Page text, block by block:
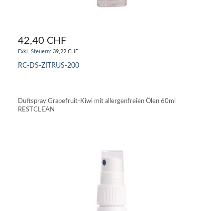
42,40 CHF
39,22 CHF
RC-DS-ZITRUS-200
Duftspray Grapefruit-Kiwi mit allergenfreien Ölen 60ml
RESTCLEAN